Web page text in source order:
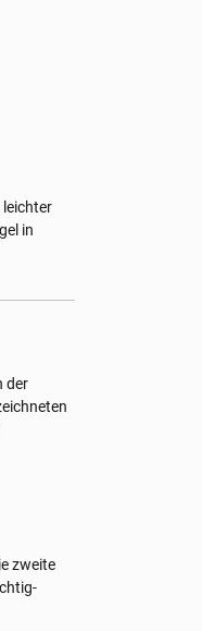
leichter
in
der
zweite